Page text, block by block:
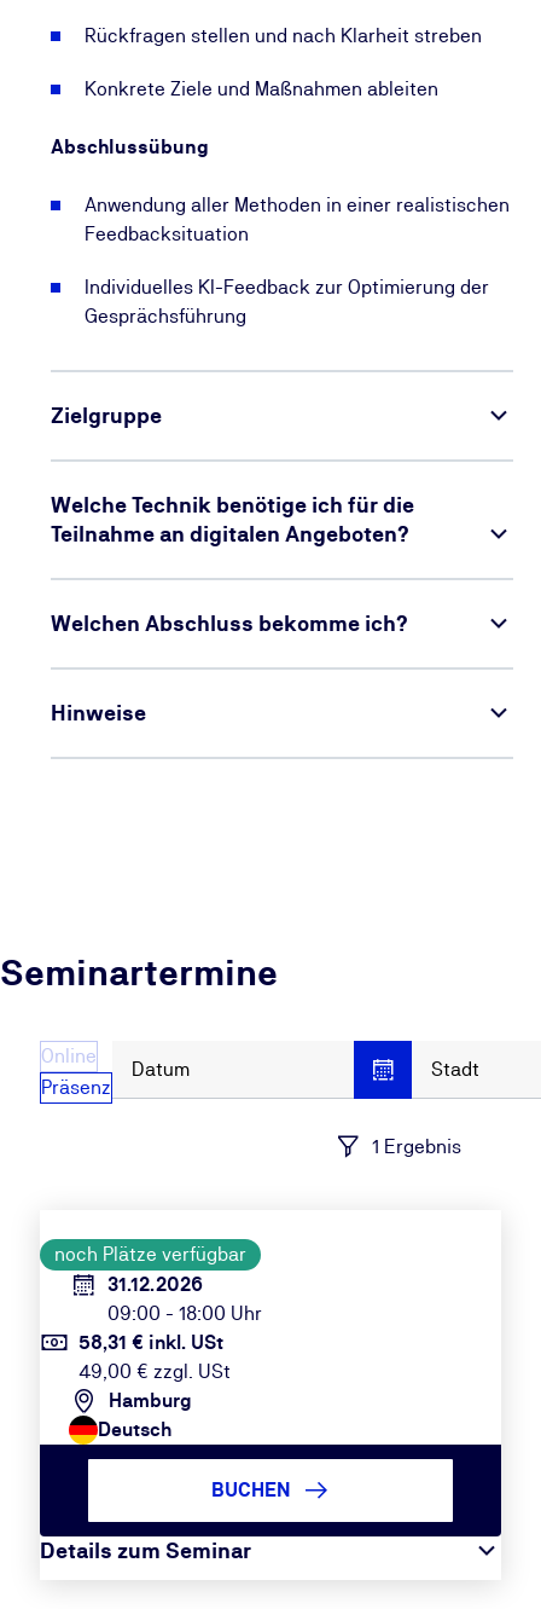
Rückfragen stellen und nach Klarheit streben
Konkrete Ziele und Maßnahmen ableiten
Abschlussübung
Anwendung aller Methoden in einer realistischen
Feedbacksituation
Individuelles KI-Feedback zur Optimierung der
Gesprächsführung
Zielgruppe
Welche Technik benötige ich für die
Teilnahme an digitalen Angeboten?
Welchen Abschluss bekomme ich?
Hinweise
Seminartermine
Online
Präsenz
Datum Stadt
1 Ergebnis
noch Plätze verfügbar
31.12.2026
09:00 - 18:00 Uhr
58,31 € inkl. USt
49,00 € zzgl. USt
Hamburg
Deutsch
Details zum Seminar
BUCHEN